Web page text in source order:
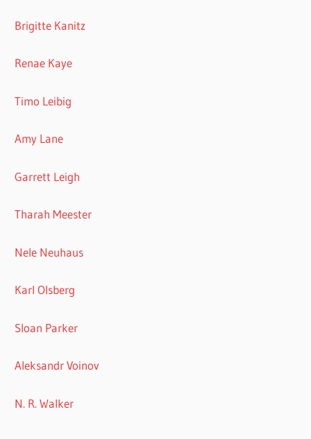
Brigitte Kanitz
Renae Kaye
Timo Leibig
Amy Lane
Garrett Leigh
Tharah Meester
Nele Neuhaus
Karl Olsberg
Sloan Parker
Aleksandr Voinov
N. R. Walker